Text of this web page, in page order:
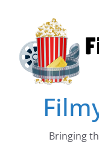
content
Bringing